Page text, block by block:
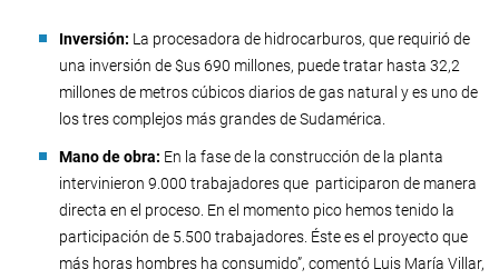
Inversión: La procesadora de hidrocarburos, que requirió de
una inversión de $us 690 millones, puede tratar hasta 32,2
millones de metros cúbicos diarios de gas natural y es uno de
los tres complejos más grandes de Sudamérica.
Mano de obra: En la fase de la construcción de la planta
intervinieron 9.000 trabajadores que participaron de manera
directa en el proceso. En el momento pico hemos tenido la
participación de 5.500 trabajadores. Éste es el proyecto que
más horas hombres ha consumido”, comentó Luis María Villar,